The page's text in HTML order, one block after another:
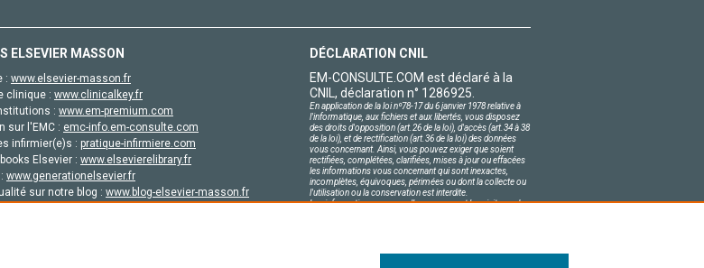
ELSEVIER MASSON
: www.elsevier-masson.fr
clinique : www.clinicalkey.fr
: www.em-premium.com
sur l'EMC : emc-info.em-consulte.com
infirmier(e)s : pratique-infirmiere.com
Elsevier : www.elsevierelibrary.fr
www.generationelsevier.fr
sur notre blog : www.blog-elsevier-masson.fr
DÉCLARATION CNIL
EM-CONSULTE.COM est déclaré à la
CNIL, déclaration n° 1286925.
En application de la loi nº78-17 du 6 janvier 1978 relative à
l'informatique, aux fichiers et aux libertés, vous disposez
des droits d'opposition (art.26 de la loi), d'accès (art.34 à 38
de la loi), et de rectification (art.36 de la loi) des données
vous concernant. Ainsi, vous pouvez exiger que soient
rectifiées, complétées, clarifiées, mises à jour ou effacées
les informations vous concernant qui sont inexactes,
incomplètes, équivoques, périmées ou dont la collecte ou
l'utilisation ou la conservation est interdite.
Les informations personnelles concernant les visiteurs de